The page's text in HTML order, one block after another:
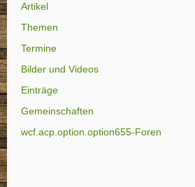
Artikel
Themen
Termine
Bilder und Videos
Einträge
Gemeinschaften
wcf.acp.option.option655-Foren